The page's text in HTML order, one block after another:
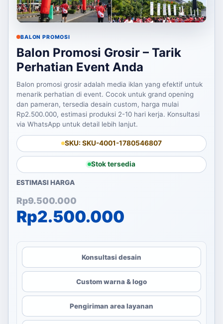
BALON PROMOSI
Balon Promosi Grosir – Tarik
Perhatian Event Anda
Balon promosi grosir adalah media iklan yang efektif untuk
menarik perhatian di event. Cocok untuk grand opening
dan pameran, tersedia desain custom, harga mulai
Rp2.500.000, estimasi produksi 2-10 hari kerja. Konsultasi
via WhatsApp untuk detail lebih lanjut.
SKU: SKU-4001-1780546807
Stok tersedia
ESTIMASI HARGA
Rp9.500.000
Harga aslinya adalah:
Rp2.500.000
Harga saat ini adalah:
Konsultasi desain
Custom warna & logo
Pengiriman area layanan